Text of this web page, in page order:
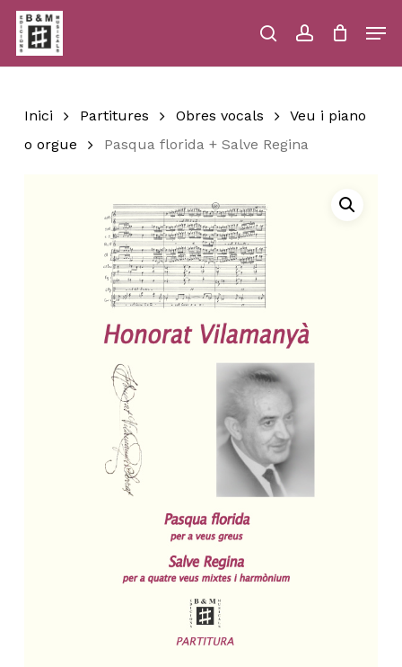
Skip
main
content
searchaccount
Close
Inici Partitures Obres vocals
Veu i piano
o orgue
Pasqua florida + Salve Regina
Menu